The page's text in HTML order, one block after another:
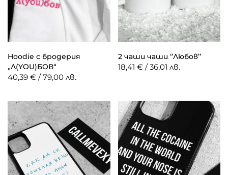
Hoodie с бродерия
„Л(YOU)БОВ“
40,39 € / 79,00 лв.
2 чаши чаши ‘’Любов’’
18,41 € / 36,01 лв.